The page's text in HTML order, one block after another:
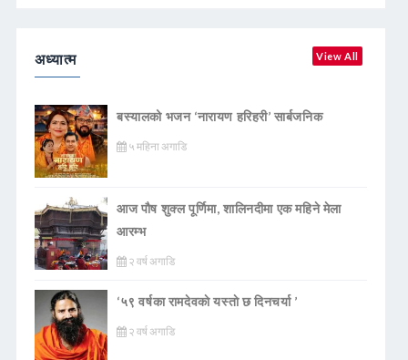
अध्यात्म View All
बस्यालको भजन ‘नारायण हरिहरी’ सार्बजनिक
५ महिना अगाडि
आज पौष शुक्ल पूर्णिमा, शालिनदीमा एक महिने मेला
आरम्भ
२ वर्ष अगाडि
‘५९ वर्षका रामदेवकाे यस्ताे छ दिनचर्या ’
२ वर्ष अगाडि